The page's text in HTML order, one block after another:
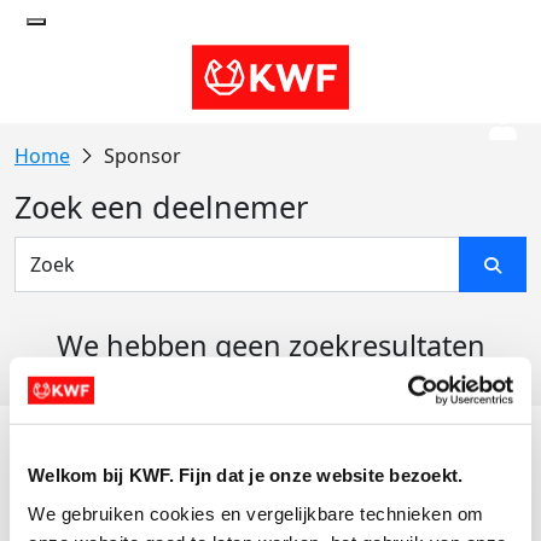
Welkom bij KWF. Fijn dat je onze website bezoekt.
We gebruiken cookies en vergelijkbare technieken om
Sponsor
Zoek een deelnemer
We hebben geen zoekresultaten
Actiematerialen
Evenementen